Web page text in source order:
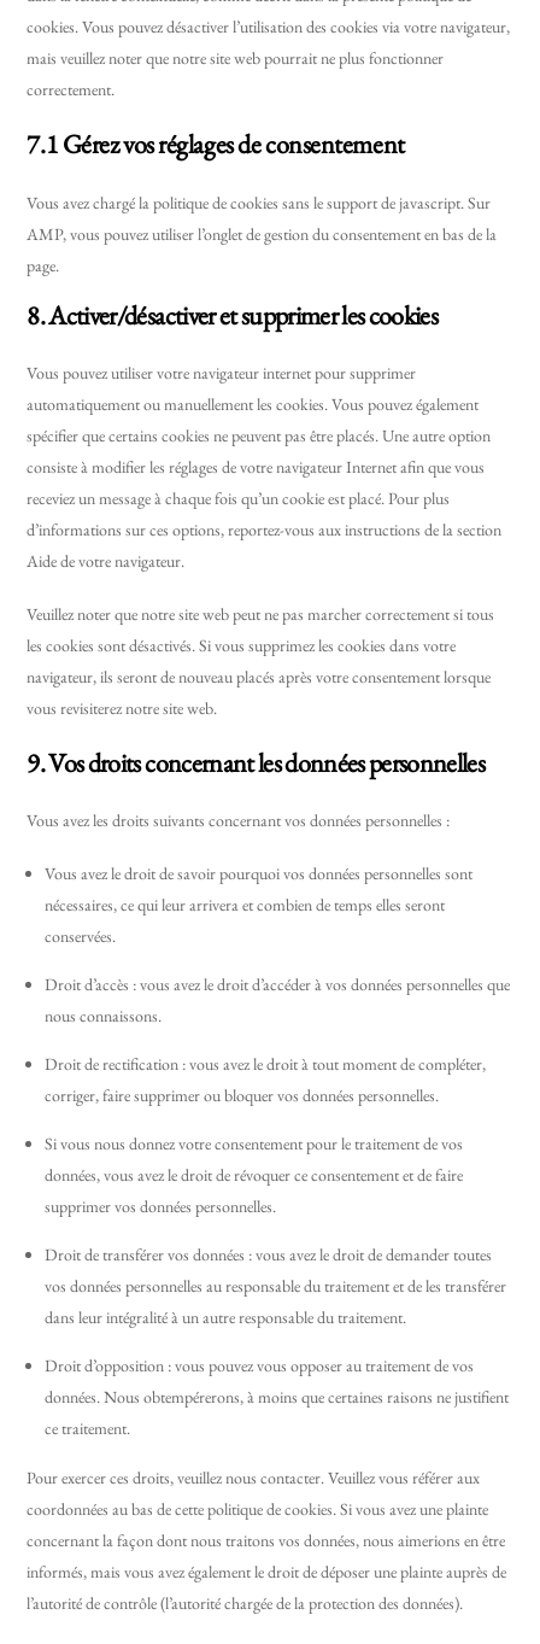
cookies. Vous pouvez désactiver l’utilisation des cookies via votre navigateur,
mais veuillez noter que notre site web pourrait ne plus fonctionner
correctement.
7.1 Gérez vos réglages de consentement
Vous avez chargé la politique de cookies sans le support de javascript. Sur
AMP, vous pouvez utiliser l’onglet de gestion du consentement en bas de la
page.
8. Activer/désactiver et supprimer les cookies
Vous pouvez utiliser votre navigateur internet pour supprimer
automatiquement ou manuellement les cookies. Vous pouvez également
spécifier que certains cookies ne peuvent pas être placés. Une autre option
consiste à modifier les réglages de votre navigateur Internet afin que vous
receviez un message à chaque fois qu’un cookie est placé. Pour plus
d’informations sur ces options, reportez-vous aux instructions de la section
Aide de votre navigateur.
Veuillez noter que notre site web peut ne pas marcher correctement si tous
les cookies sont désactivés. Si vous supprimez les cookies dans votre
navigateur, ils seront de nouveau placés après votre consentement lorsque
vous revisiterez notre site web.
9. Vos droits concernant les données personnelles
Vous avez les droits suivants concernant vos données personnelles :
Vous avez le droit de savoir pourquoi vos données personnelles sont
nécessaires, ce qui leur arrivera et combien de temps elles seront
conservées.
Droit d’accès : vous avez le droit d’accéder à vos données personnelles que
nous connaissons.
Droit de rectification : vous avez le droit à tout moment de compléter,
corriger, faire supprimer ou bloquer vos données personnelles.
Si vous nous donnez votre consentement pour le traitement de vos
données, vous avez le droit de révoquer ce consentement et de faire
supprimer vos données personnelles.
Droit de transférer vos données : vous avez le droit de demander toutes
vos données personnelles au responsable du traitement et de les transférer
dans leur intégralité à un autre responsable du traitement.
Droit d’opposition : vous pouvez vous opposer au traitement de vos
données. Nous obtempérerons, à moins que certaines raisons ne justifient
ce traitement.
Pour exercer ces droits, veuillez nous contacter. Veuillez vous référer aux
coordonnées au bas de cette politique de cookies. Si vous avez une plainte
concernant la façon dont nous traitons vos données, nous aimerions en être
informés, mais vous avez également le droit de déposer une plainte auprès de
l’autorité de contrôle (l’autorité chargée de la protection des données).